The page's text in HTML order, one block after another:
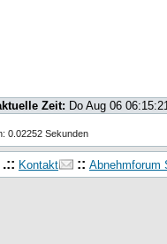
Zeit: Do Aug 06
0.02252 Sekunden
.:: Kontakt :: Abnehmforum